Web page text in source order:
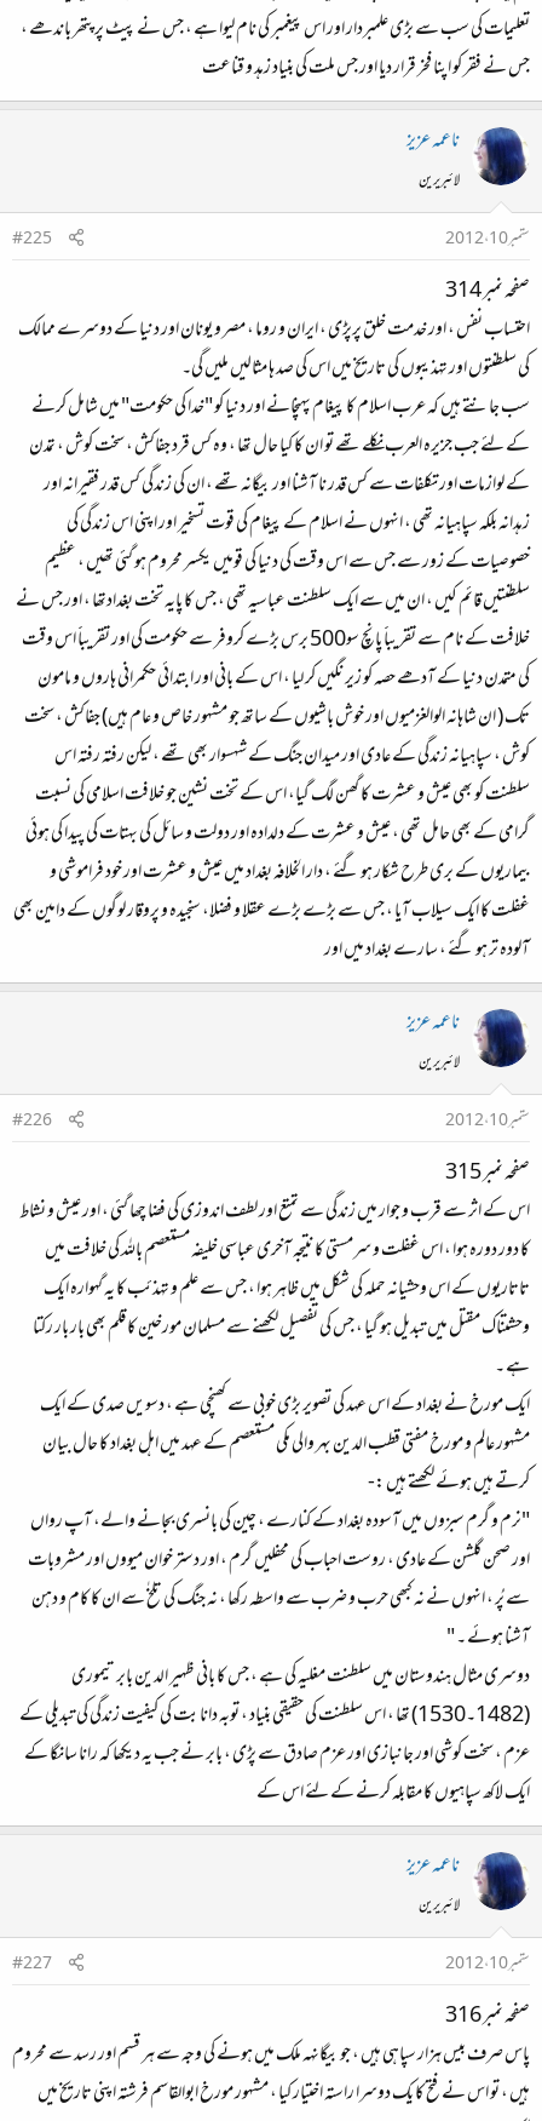
تعلیمات کی سب سے بڑی علمبردار اور اس پیغمبر کی نام لیوا ہے ، جس نے پیٹ پر پتھر باندھے ،
جس نے فقر کو اپنا فخر قرار دیا اور جس ملت کی بنیاد زہد و قناعت
ناعمہ عزیز
لائبریرین
ستمبر 10، 2012
#225
صفحہ نمبر 314
احتساب نفس ، اور خدمت خلق پرپڑی ، ایران و روما ، مصر و یونان اور دنیا کے دوسرے ممالک
کی سلطنتوں اور تہذیبوں کی تاریخ میں اس کی صد ہا مثالیں ملیں گی۔
سب جانتے ہیں کہ عرب اسلام کا پیغام پہنچانے اور دنیا کو "خدا کی حکومت" میں شامل کرنے
کے لئے جب جزیرہ العرب نکلے تھے تو ان کا کیا حال تھا ، وہ کس قرد جفاکش ، سخت کوش ، تمدن
کے لوازمات اور تکلفات سے کس قدر نا آشنا اور بیگانہ تھے ، ان کی زندگی کس قدر فقیرانہ اور
زہدانہ بلکہ سپاہیانہ تھی ، انہوں نے اسلام کے پیغام کی قوت تسخیر اور اپنی اس زندگی کی
خصوصیات کے زور سے جس سے اس وقت کی دنیا کی قومیں یکسر محروم ہو گئی تھیں ، عظیم
سلطنتیں قائم کیں ، ان میں سے ایک سلطنت عباسیہ تھی ، جس کا پایہ تخت بغدادتھا ، اور جس نے
خلافت کے نام سے تقریباََ پانچ سو500 برس بڑے کروفر سے حکومت کی اور تقریباََ اس وقت
کی متمدن دنیا کے آدھے حصہ کو زیر نگیں کر لیا ، اس کے بانی اور ابتدائی حکمرانی ہاروں و مامون
تک ( ان شاہانہ الوالغزمیوں اور خوش باشیوں کے ساتھ جو مشہور خاص و عام ہیں) جفاکش ، سخت
کوش ، سپاہیانہ زندگی کے عادی اور میدان جنگ کے شہسوار بھی تھے ، لیکن رفتہ رفتہ اس
سلطنت کو بھی عیش و عشرت کا گھن لگ گیا، اس کے تخت نشین جو خلافت اسلامی کی نسبت
گرامی کے بھی حامل تھی ، عیش و عشرت کے دلدادہ اور دولت و سائل کی بہتات کی پیدا کی ہوئی
بیماریوں کے بری طرح شکار ہو گئے ، دار الخلافہ بغداد میں عیش و عشرت اور خود فراموشی و
غفلت کا ایک سیلاب آیا ، جس سے بڑے بڑے عقلا و فضلا، سنجیدہ و پروقار لوگوں کے دامین بھی
آلودہ تر ہو گئے ، سارے بغداد میں اور
ناعمہ عزیز
لائبریرین
ستمبر 10، 2012
#226
صفحہ نمبر 315
اس کے اثر سے قرب و جوار میں زندگی سے تمتع اور لطف اندوزی کی فضا چھا گئی ، اور عیش و نشاط
کا دور دورہ ہوا ، اس غفلت و سرمستی کا نتیجہ آخری عباسی خلیفہ مستعصم باللہ کی خلافت میں
تاتاریوں کے اس وحشیانہ حملہ کی شکل میں ظاہر ہوا ، جس سے علم و تہذئب کا یہ گہوارہ ایک
وحشتناک مقتل میں تبدیل ہو گیا ، جس کی تفصیل لکھنے سے مسلمان مورخین کا قلم بھی بار بار رکتا
ہے ۔
ایک مورخ نے بغداد کے اس عہد کی تصویر بڑی خوبی سے کھنچی ہے ، دسویں صدی کے ایک
مشہور عالم و مورخ مفتی قطب الدین بہر والی مکی مستعصم کے عہد میں اہل بغداد کا حال بیان
کرتے ہیں ہوئے لکھتے ہیں :-
"نرم و گرم سبزوں میں آسودہ بغداد کے کنارے ، چین کی بانسری بجانے والے، آپ رواں
اور صحن گلشن کے عادی ، روست احباب کی محفلیں گرم ، اور دستر خوان میووں اور مشروبات
سے پُر ، انہوں نے نہ کبھی حرب و ضرب سے واسطہ رکھا ، نہ جنگ کی تلخٰ سے ان کا کام و دہن
آشنا ہوئے ۔ "
دوسری مثال ہندوستان میں سلطنت مغلیہ کی ہے ، جس کا بانی ظہیر الدین بابر تیموری
(1482۔1530) تھا ، اس سلطنت کی حقیقی بنیاد ، توبہ دانا بت کی کیفیت زندگی کی تبدیلی کے
عزم ، سخت کوشی اور جانبازی اور عزم صادق سے پڑی ، بابر نے جب یہ دیکھا کہ رانا سانگا کے
ایک لاکھ سپاہیوں کا مقابلہ کرنے کے لئے اس کے
ناعمہ عزیز
لائبریرین
ستمبر 10، 2012
#227
صفحہ نمبر 316
پاس صرف بیس ہزار سپاہی ہیں ، جو بیگانہہ ملک میں ہونے کی وجہ سے ہر قسم اور رسد سے محروم
ہیں ، تو اس نے فتح کا یک دوسرا راستہ اختیار کیا ، مشہور مورخ ابوالقاسم فرشتہ اپنی تاریخ میں